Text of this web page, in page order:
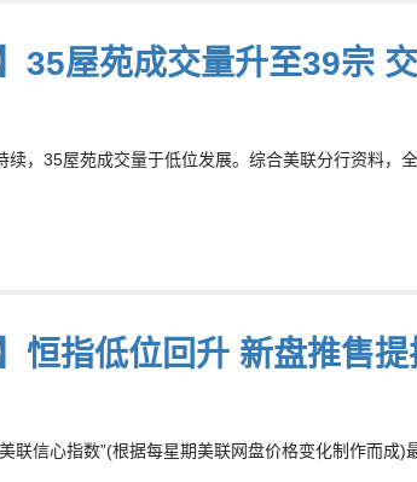
35屋苑成交量升至39宗
续，35屋苑成交量于低位发展。综合美联分行资料，
恒指低位回升 新盘推售
联信心指数”(根据每星期美联网盘价格变化制作而成